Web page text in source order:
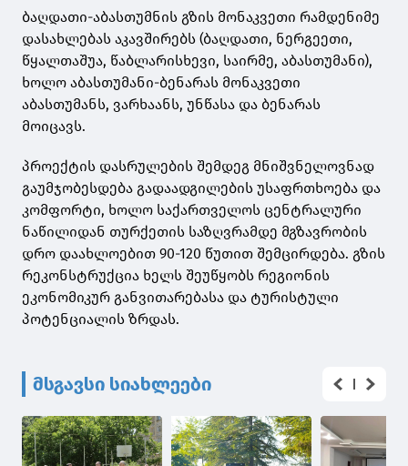
ბაღდათი-აბასთუმნის გზის მონაკვეთი რამდენიმე
დასახლებას აკავშირებს (ბაღდათი, ნერგეეთი,
წყალთაშუა, წაბლარისხევი, საირმე, აბასთუმანი),
ხოლო აბასთუმანი-ბენარას მონაკვეთი
აბასთუმანს, ვარხაანს, უნწასა და ბენარას
მოიცავს.
პროექტის დასრულების შემდეგ მნიშვნელოვნად
გაუმჯობესდება გადაადგილების უსაფრთხოება და
კომფორტი, ხოლო საქართველოს ცენტრალური
ნაწილიდან თურქეთის საზღვრამდე მგზავრობის
დრო დაახლოებით 90-120 წუთით შემცირდება. გზის
რეკონსტრუქცია ხელს შეუწყობს რეგიონის
ეკონომიკურ განვითარებასა და ტურისტული
პოტენციალის ზრდას.
მსგავსი სიახლეები